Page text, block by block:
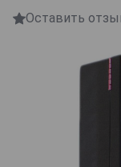
Оставить